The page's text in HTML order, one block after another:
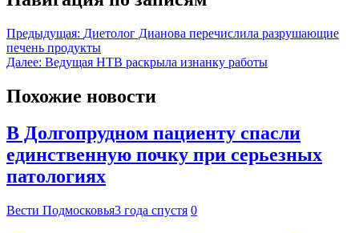
Предыдущая: Диетолог Дианова перечислила разрушающие
печень продукты
Далее: Ведущая НТВ раскрыла изнанку работы
Похожие новости
В Долгопрудном пациенту спасли
единственную почку при серьезных
патологиях
Вести Подмосковья3 года спустя 0